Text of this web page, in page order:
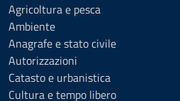
Agricoltura e pesca
Ambiente
Anagrafe e stato civile
Autorizzazioni
Catasto e urbanistica
Cultura e tempo libero